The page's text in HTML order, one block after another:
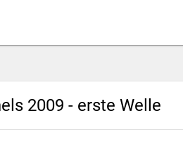
2009 - erste Welle